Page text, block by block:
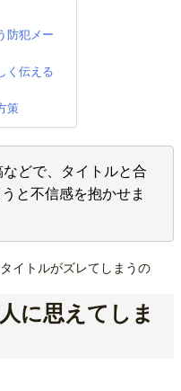
防犯メー
く伝える
策
どで、タイトルと合
と不信感を抱かせま
イトルがズレてしまうの
に思えてしま